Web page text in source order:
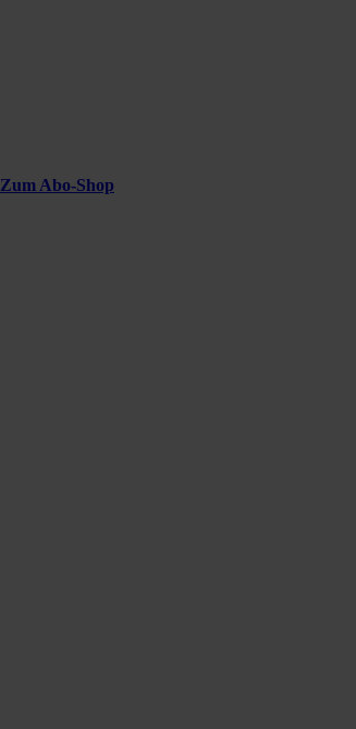
Zum Abo-Shop